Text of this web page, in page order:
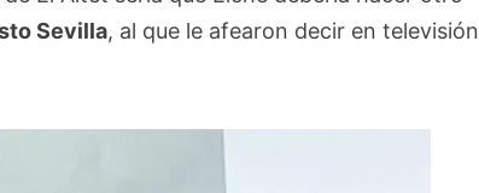
Sevilla, al que le afearon decir en televisión